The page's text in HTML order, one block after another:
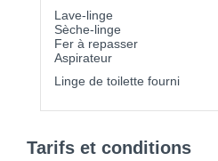
Lave-linge
Sèche-linge
Fer à repasser
Aspirateur
Linge de toilette fourni
Tarifs et conditions